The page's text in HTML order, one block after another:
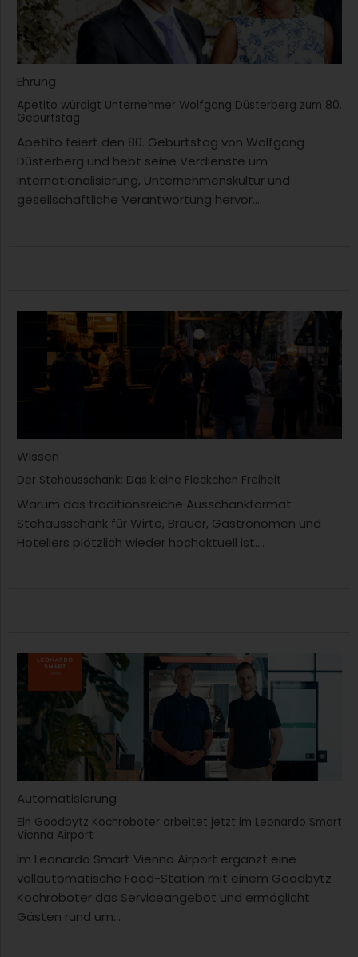
Ehrung
Apetito würdigt Unternehmer Wolfgang Düsterberg zum 80.
Geburtstag
Apetito feiert den 80. Geburtstag von Wolfgang
Düsterberg und hebt seine Verdienste um
Internationalisierung, Unternehmenskultur und
gesellschaftliche Verantwortung hervor....
Wissen
Der Stehausschank: Das kleine Fleckchen Freiheit
Warum das traditionsreiche Ausschankformat
Stehausschank für Wirte, Brauer, Gastronomen und
Hoteliers plötzlich wieder hochaktuell ist....
Automatisierung
Ein Goodbytz Kochroboter arbeitet jetzt im Leonardo Smart
Vienna Airport
Im Leonardo Smart Vienna Airport ergänzt eine
vollautomatische Food-Station mit einem Goodbytz
Kochroboter das Serviceangebot und ermöglicht
Gästen rund um...